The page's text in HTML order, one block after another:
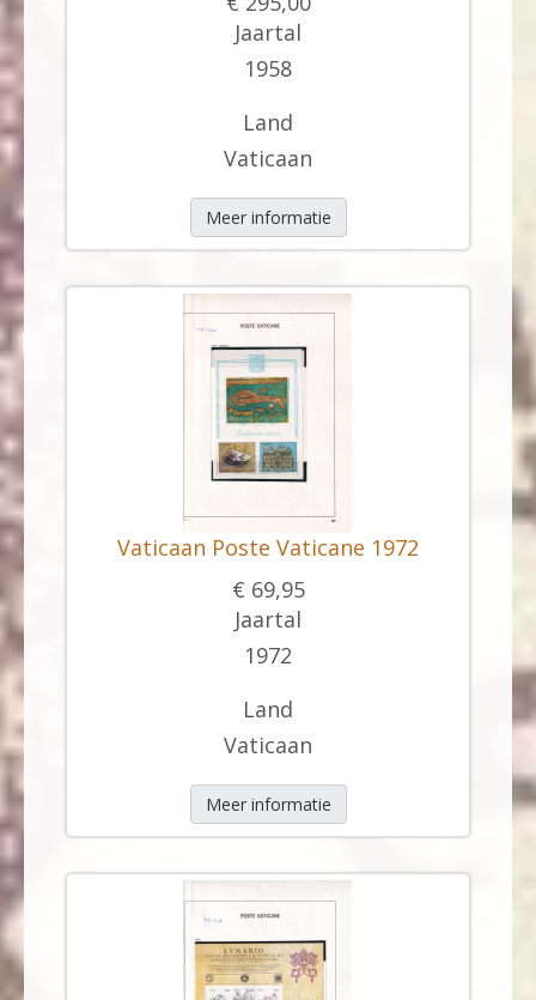
Jaartal
1958
Land
Vaticaan
Meer informatie
Vaticaan Poste Vaticane 1972
€ 69,95
Jaartal
1972
Land
Vaticaan
Meer informatie